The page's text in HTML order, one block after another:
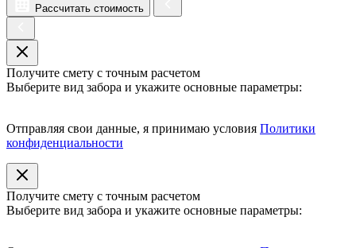
Рассчитать стоимость
Получите смету с точным расчетом
Выберите вид забора и укажите основные параметры:
Отправляя свои данные, я принимаю условия Политики
конфиденциальности
Получите смету с точным расчетом
Выберите вид забора и укажите основные параметры: